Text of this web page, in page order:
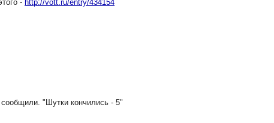
- http://vott.ru/entry/434154
"Шутки кончились - 5"